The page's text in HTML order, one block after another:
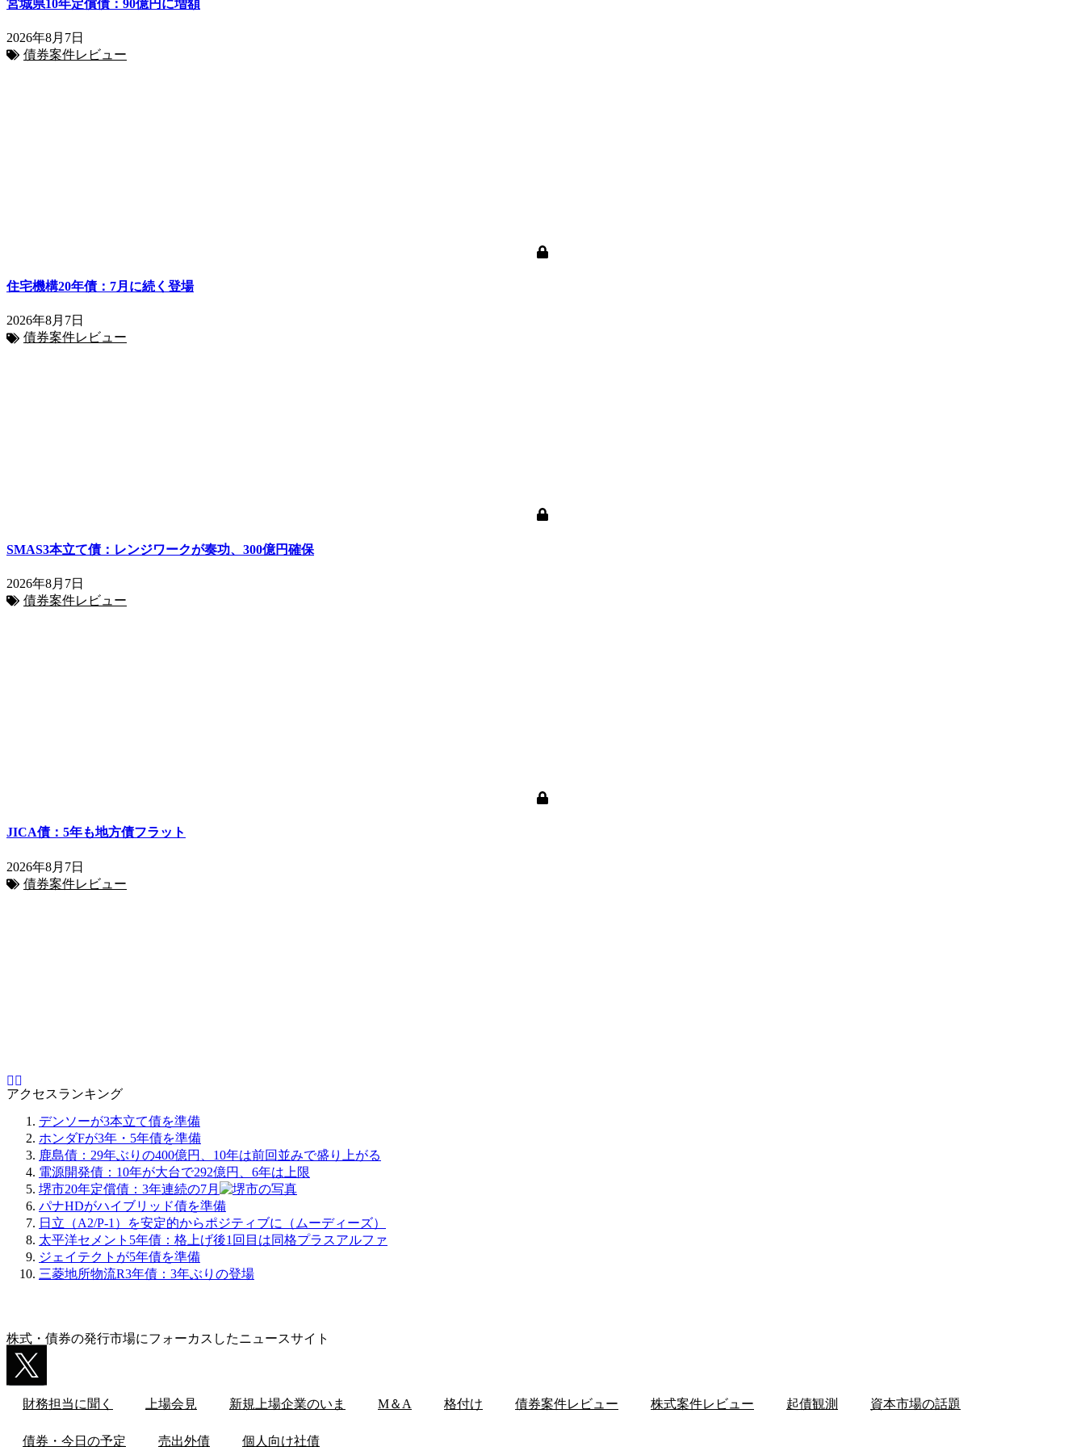
宮城県10年定償債：90億円に増額
2026年8月7日
債券案件レビュー
住宅機構20年債：7月に続く登場
2026年8月7日
債券案件レビュー
SMAS3本立て債：レンジワークが奏功、300億円確保
2026年8月7日
債券案件レビュー
JICA債：5年も地方債フラット
2026年8月7日
債券案件レビュー
アクセスランキング
デンソーが3本立て債を準備
ホンダFが3年・5年債を準備
鹿島債：29年ぶりの400億円、10年は前回並みで盛り上がる
電源開発債：10年が大台で292億円、6年は上限
堺市20年定償債：3年連続の7月
パナHDがハイブリッド債を準備
日立（A2/P-1）を安定的からポジティブに（ムーディーズ）
太平洋セメント5年債：格上げ後1回目は同格プラスアルファ
ジェイテクトが5年債を準備
三菱地所物流R3年債：3年ぶりの登場
株式・債券の発行市場にフォーカスしたニュースサイト
財務担当に聞く 上場会見 新規上場企業のいま M＆A 格付け 債券案件レビュー 株式案件レビュー 起債観測 資本市場の話題
債券・今日の予定 売出外債 個人向け社債